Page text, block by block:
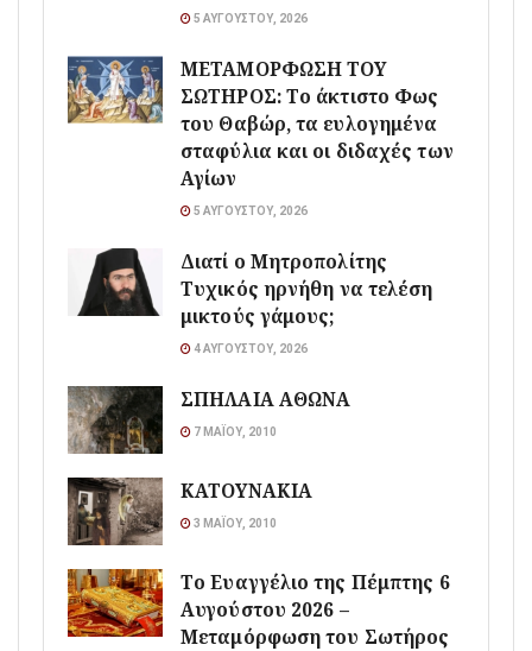
5 ΑΥΓΟΎΣΤΟΥ, 2026
ΜΕΤΑΜΟΡΦΩΣΗ ΤΟΥ
ΣΩΤΗΡΟΣ: Το άκτιστο Φως
του Θαβώρ, τα ευλογημένα
σταφύλια και οι διδαχές των
Αγίων
5 ΑΥΓΟΎΣΤΟΥ, 2026
Διατί ο Μητροπολίτης
Τυχικός ηρνήθη να τελέση
μικτούς γάμους;
4 ΑΥΓΟΎΣΤΟΥ, 2026
ΣΠΗΛΑΙΑ ΑΘΩΝΑ
7 ΜΑΪ́ΟΥ, 2010
ΚΑΤΟΥΝΑΚΙΑ
3 ΜΑΪ́ΟΥ, 2010
Το Ευαγγέλιο της Πέμπτης 6
Αυγούστου 2026 –
Μεταμόρφωση του Σωτήρος